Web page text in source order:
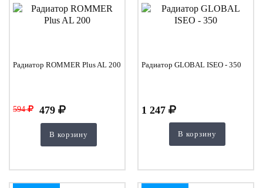
Радиатор ROMMER Plus AL 200
594 479
В корзину
Радиатор GLOBAL ISEO - 350
1 247
В корзину